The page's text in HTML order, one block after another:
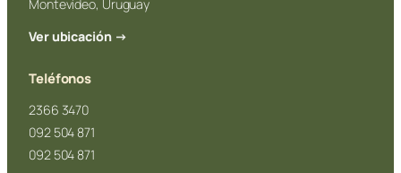
Montevideo, Uruguay
Ver ubicación →
Teléfonos
2366 3470
092 504 871
092 504 871